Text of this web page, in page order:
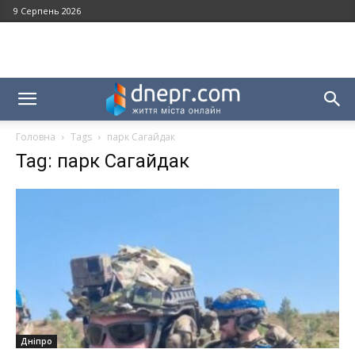
9 Серпень 2026
Головна Tags парк Сагайдак
Tag: парк Сагайдак
Дніпро